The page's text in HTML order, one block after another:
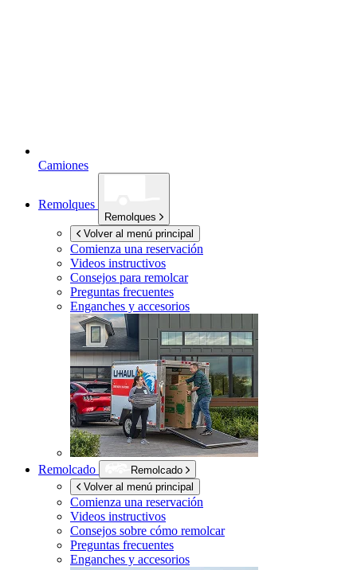
Camiones
Remolques
Remolques
Volver al menú principal
Comienza una reservación
Videos instructivos
Consejos para remolcar
Preguntas frecuentes
Enganches y accesorios
Remolcado
Remolcado
Volver al menú principal
Comienza una reservación
Videos instructivos
Consejos sobre cómo remolcar
Preguntas frecuentes
Enganches y accesorios